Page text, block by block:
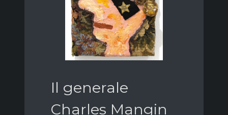
Il generale
Charles Mangin